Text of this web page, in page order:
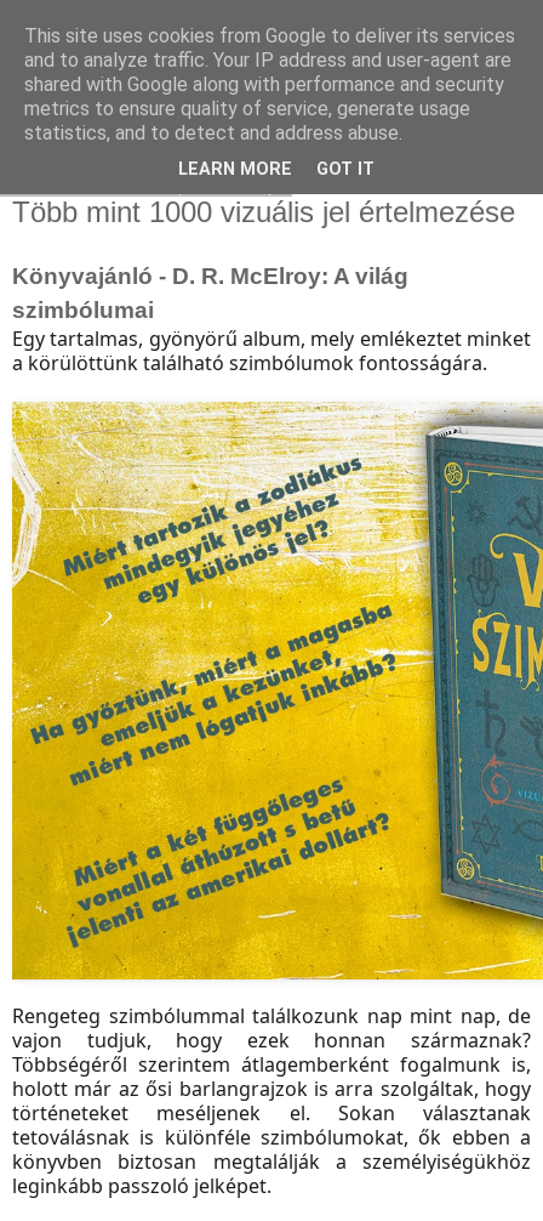
Több mint 1000 vizuális jel értelmezése
Könyvajánló - D. R. McElroy: A világ
szimbólumai
Egy tartalmas, gyönyörű album, mely emlékeztet minket
a körülöttünk található szimbólumok fontosságára.
Rengeteg szimbólummal találkozunk nap mint nap, de
vajon tudjuk, hogy ezek honnan származnak?
Többségéről szerintem átlagemberként fogalmunk is,
holott már az ősi barlangrajzok is arra szolgáltak, hogy
történeteket meséljenek el. Sokan választanak
tetoválásnak is különféle szimbólumokat, ők ebben a
könyvben biztosan megtalálják a személyiségükhöz
leginkább passzoló jelképet.
This site uses cookies from Google to deliver its services
and to analyze traffic. Your IP address and user-agent are
shared with Google along with performance and security
metrics to ensure quality of service, generate usage
statistics, and to detect and address abuse.
LEARN MORE GOT IT